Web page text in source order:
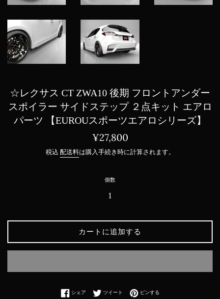
☆レクサス CT ZWA10 後期 フロントアンダー
スポイラー サイドステップ ２点キット エアロ
パーツ 【EUROUスポーツエアロシリーズ】
通
価
¥27,800
税込 配送料は購入手続き時に計算されます。
個数
カートに追加する
シェアFacebookでシェアする
ツイート Twitterに投稿する
ピンするPinterestでピンする